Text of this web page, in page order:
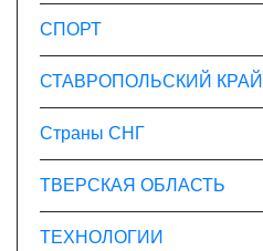
СПОРТ
СТАВРОПОЛЬСКИЙ КРАЙ
Страны СНГ
ТВЕРСКАЯ ОБЛАСТЬ
ТЕХНОЛОГИИ